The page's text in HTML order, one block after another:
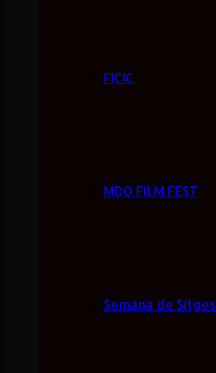
FICIC
MDQ FILM FEST
Semana de Sitges